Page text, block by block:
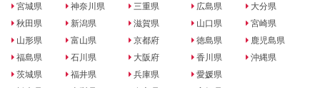
宮城県
秋田県
山形県
福島県
茨城県
神奈川県
新潟県
富山県
石川県
福井県
三重県
滋賀県
京都府
大阪府
兵庫県
広島県
山口県
徳島県
香川県
愛媛県
大分県
宮崎県
鹿児島県
沖縄県